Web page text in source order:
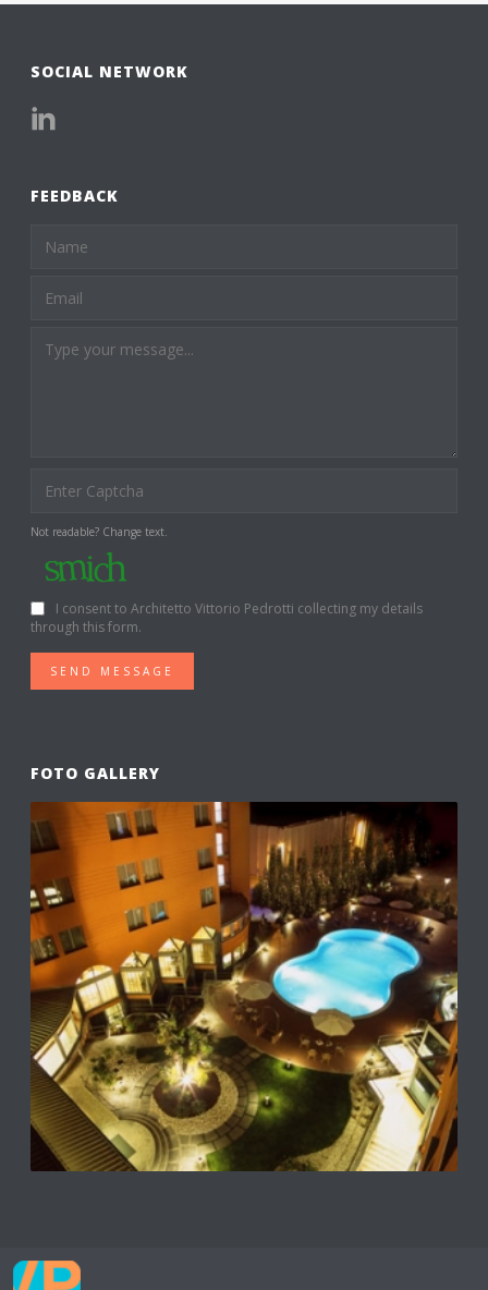
SOCIAL NETWORK
FEEDBACK
Not readable? Change text.
I consent to Architetto Vittorio Pedrotti collecting my details
through this form.
SEND MESSAGE
FOTO GALLERY